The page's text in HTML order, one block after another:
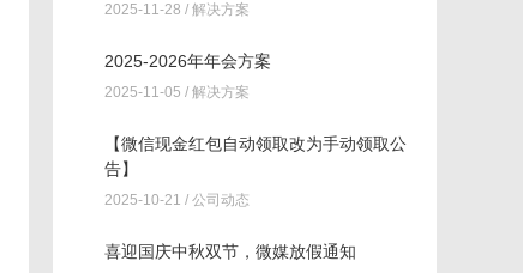
2025-11-28 / 解决方案
2025-2026年年会方案
2025-11-05 / 解决方案
【微信现金红包自动领取改为手动领取公
告】
2025-10-21 / 公司动态
喜迎国庆中秋双节，微媒放假通知